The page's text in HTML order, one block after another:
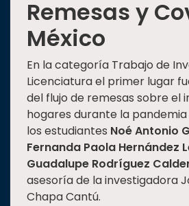
Remesas y
México
En la categoría Trabajo de
Licenciatura el primer lugar
del flujo de remesas sobre el
hogares durante la pandemia
los estudiantes Noé Antonio
Fernanda Paola Hernández
Guadalupe Rodríguez
asesoría de la investigadora
Chapa Cantú.